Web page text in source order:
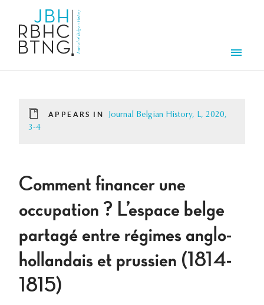
APPEARS IN
Journal Belgian History, L, 2020,
3-4
Comment financer une
occupation ? L’espace belge
partagé entre régimes anglo-
hollandais et prussien (1814-
1815)